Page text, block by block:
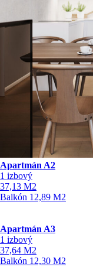
Apartmán A2
1 izbový
37,13 M2
Balkón 12,89 M2
Apartmán A3
1 izbový
37,64 M2
Balkón 12,30 M2